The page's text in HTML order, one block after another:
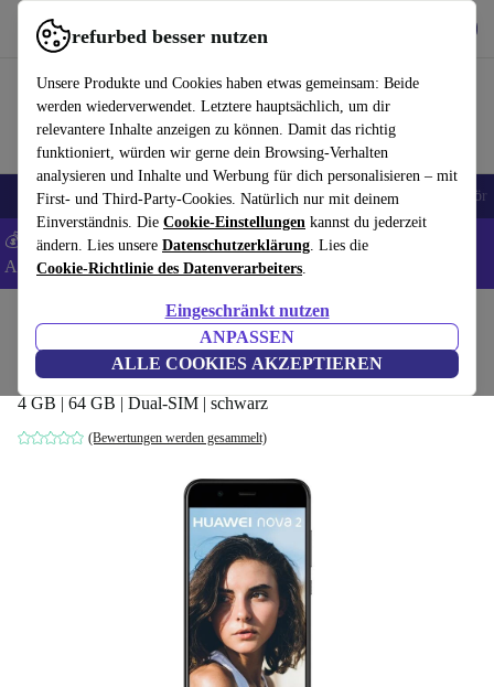
refurbed besser nutzen
Unsere Produkte und Cookies haben etwas gemeinsam: Beide
werden wiederverwendet. Letztere hauptsächlich, um dir
relevantere Inhalte anzeigen zu können. Damit das richtig
funktioniert, würden wir gerne dein Browsing-Verhalten
analysieren und Inhalte und Werbung für dich personalisieren – mit
First- und Third-Party-Cookies. Natürlich nur mit deinem
Einverständnis. Die Cookie-Einstellungen kannst du jederzeit
ändern. Lies unsere Datenschutzerklärung. Lies die
Cookie-Richtlinie des Datenverarbeiters.
Eingeschränkt nutzen
ANPASSEN
ALLE COOKIES AKZEPTIEREN
refurbed schnell und einfach nutzen
🎒 Back to school Handys Laptops Tablets Smartwatches Zubehör
💰 Extra -8% auf Samsung- und Google-Smartphones - Code:
ANDROID8 -AGB
Handys & Smartphones Huawei Handys
Huawei Nova 2
4 GB | 64 GB | Dual-SIM | schwarz
(Bewertungen werden gesammelt)